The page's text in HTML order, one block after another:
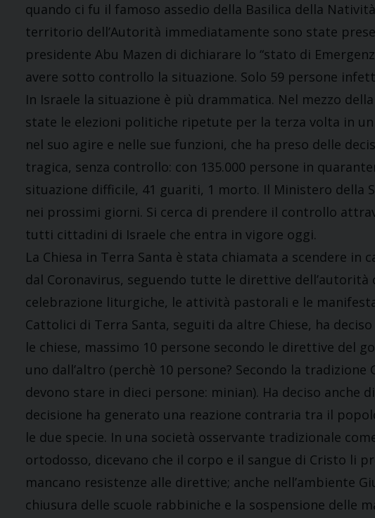
quando ci fu il famoso assedio della Basilica della
territorio dell’Autorità immediatamente sono state
presidente Abu Mazen di dichiarare lo “stato di
avere sotto controllo la situazione. Solo 59 persone
In Israele la situazione è più drammatica. Nel mezzo
state le elezioni politiche ripetute per la terza volta in
nel suo agire e nelle sue funzioni, che ha preso delle
tragica, senza controllo: con 135.000 persone in
situazione difficile, 41 guariti, 1 morto. Il Ministero della
nei prossimi giorni. Si cerca di prendere il controllo
tutti cittadini di Israele che entra in vigore oggi.
La Chiesa in Terra Santa è stata chiamata a scendere in
dal Coronavirus, seguendo tutte le direttive
celebrazione liturgiche, le attività pastorali e le
Cattolici di Terra Santa, seguiti da altre Chiese, ha
le chiese, massimo 10 persone secondo le direttive del
uno dall’altro (perchè 10 persone? Secondo la
devono stare in dieci persone: minian). Ha deciso anche
decisione ha generato una reazione contraria tra il
le due specie. In una società osservante tradizionale
ortodosso, dicevano che il corpo e il sangue di Cristo li
mancano resistenze alle direttive; anche nell’ambiente
chiusura delle scuole rabbiniche e la sospensione delle